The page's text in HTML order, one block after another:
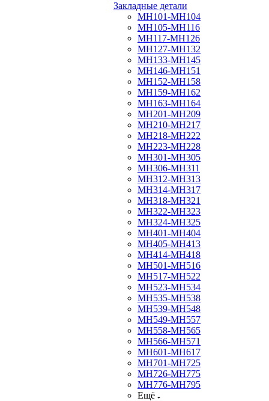
Закладные детали
МН101-МН104
МН105-МН116
МН117-МН126
МН127-МН132
МН133-МН145
МН146-МН151
МН152-МН158
МН159-МН162
МН163-МН164
МН201-МН209
МН210-МН217
МН218-МН222
МН223-МН228
МН301-МН305
МН306-МН311
МН312-МН313
МН314-МН317
МН318-МН321
МН322-МН323
МН324-МН325
МН401-МН404
МН405-МН413
МН414-МН418
МН501-МН516
МН517-МН522
МН523-МН534
МН535-МН538
МН539-МН548
МН549-МН557
МН558-МН565
МН566-МН571
МН601-МН617
МН701-МН725
МН726-МН775
МН776-МН795
Ещё